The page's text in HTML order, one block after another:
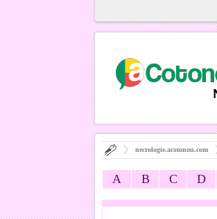
necrologie.acotonou.com
A B C D